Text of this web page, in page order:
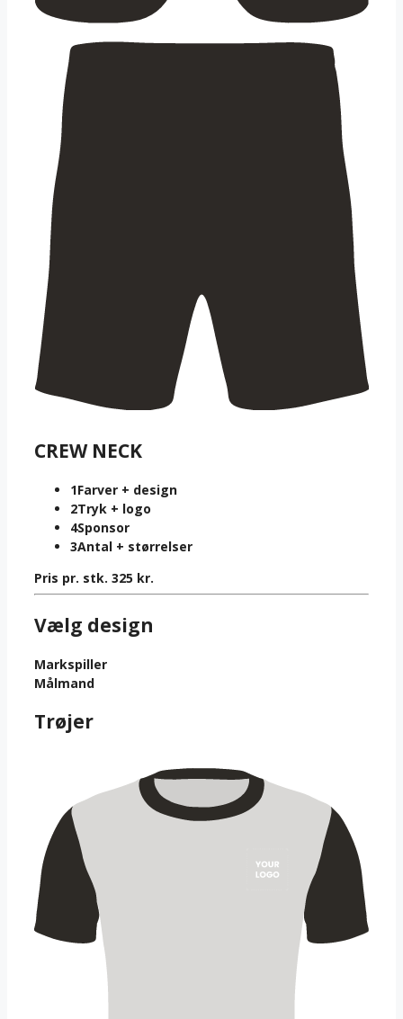
CREW NECK
1Farver + design
2Tryk + logo
4Sponsor
3Antal + størrelser
Pris pr. stk. 325 kr.
Vælg design
Markspiller
Målmand
Trøjer